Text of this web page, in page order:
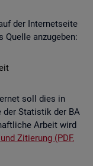
der In­ter­net­sei­te
Quel­le an­zu­ge­ben:
soll dies in
der Sta­tis­tik der BA
Ar­beit wird
Zi­tie­rung (PDF,